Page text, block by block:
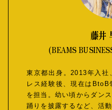
藤井
(BEAMS
東京都出身。2013年入
レス経験後、現在はBtoB
を担当。幼い頃からダン
踊りを披露するなど、活